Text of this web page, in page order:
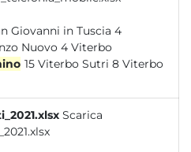
Viterbo San Lorenzo Nuovo 4 Viterbo
15 Viterbo Sutri 8 Viterbo
Scarica